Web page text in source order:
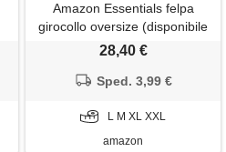
Amazon Essentials felpa
girocollo oversize (disponibile
nelle taglie big & tall) uomo,
28,40 €
Sped. 3,99 €
L M XL XXL
amazon